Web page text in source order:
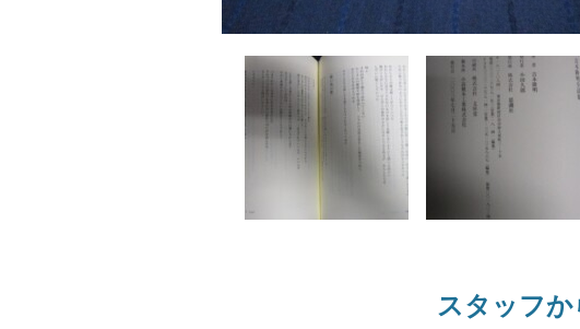
スタッフか